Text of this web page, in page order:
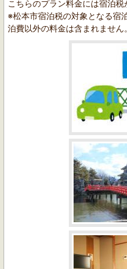
こちらのプラン料金には宿泊税
※松本市宿泊税の対象となる宿
泊費以外の料金は含まれません。